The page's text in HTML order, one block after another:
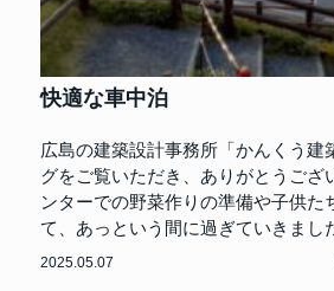
快適な車中泊
広島の建築設計事務所「かんくう建
グをご覧いただき、ありがとうござ
ンターでの野菜作りの準備や子供た
て、あっという間に過ぎていきまし
2025.05.07